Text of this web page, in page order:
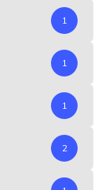
1
1
1
2